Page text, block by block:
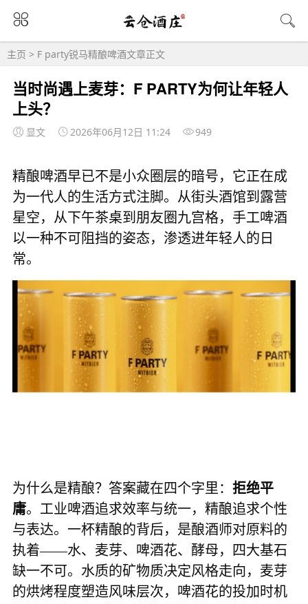
主页 > F party锐马精酿啤酒文章正文
当时尚遇上麦芽：F PARTY为何让年轻人
上头？
显文 2026年06月12日 11:24 949
精酿啤酒早已不是小众圈层的暗号，它正在成
为一代人的生活方式注脚。从街头酒馆到露营
星空，从下午茶桌到朋友圈九宫格，手工啤酒
以一种不可阻挡的姿态，渗透进年轻人的日
常。
为什么是精酿？答案藏在四个字里： 拒绝平
庸。工业啤酒追求效率与统一，精酿追求个性
与表达。一杯精酿的背后，是酿酒师对原料的
执着——水、麦芽、啤酒花、酵母，四大基石
缺一不可。水质的矿物质决定风格走向，麦芽
的烘烤程度塑造风味层次，啤酒花的投加时机